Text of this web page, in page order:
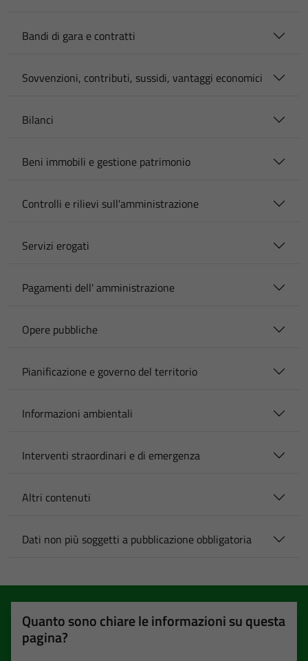
Bandi di gara e contratti
Sovvenzioni, contributi, sussidi, vantaggi economici
Bilanci
Beni immobili e gestione patrimonio
Controlli e rilievi sull'amministrazione
Servizi erogati
Pagamenti dell' amministrazione
Opere pubbliche
Pianificazione e governo del territorio
Informazioni ambientali
Interventi straordinari e di emergenza
Altri contenuti
Dati non più soggetti a pubblicazione obbligatoria
Quanto sono chiare le informazioni su questa
pagina?